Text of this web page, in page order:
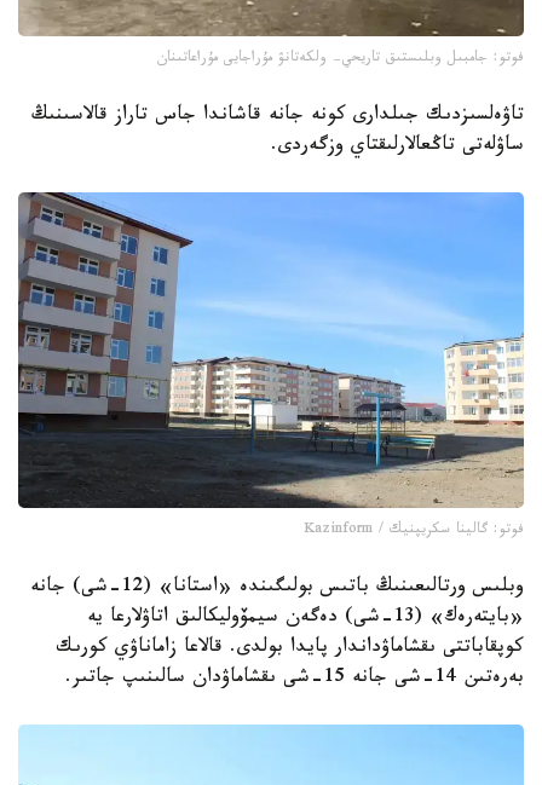
فوتو: جامبىل وبلىستىق تاريحي- ولكەتانۋ مۇراجايى مۇراعاتىنان
تاۋەلسىزدىك جىلدارى كونە جانە قاشاندا جاس تاراز قالاسىنىڭ
ساۋلەتى تاڭعالارلىقتاي وزگەردى.
فوتو: گالينا سكريپنيك / Kazinform
وبلىس ورتالىعىنىڭ باتىس بولىگىندە «استانا» (12-شى) جانە
«بايتەرەك» (13-شى) دەگەن سيمۆوليكالىق اتاۋلارعا يە
كوپقاباتتى ىقشاماۋداندار پايدا بولدى. قالاعا زاماناۋي كورىك
بەرەتىن 14-شى جانە 15-شى ىقشاماۋدان سالىنىپ جاتىر.